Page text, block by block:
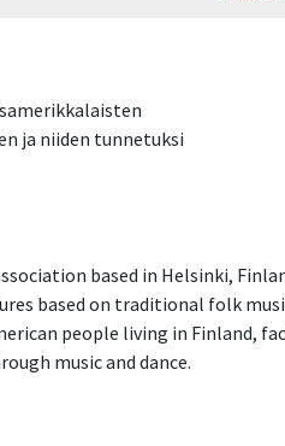
ja niiden tunnetuksi
based in Helsinki,
based on traditional folk
people living in Finland,
music and dance.